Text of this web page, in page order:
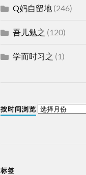
Q妈自留地(246)
吾儿勉之 (120)
学而时习之 (1)
按时间浏览
标签